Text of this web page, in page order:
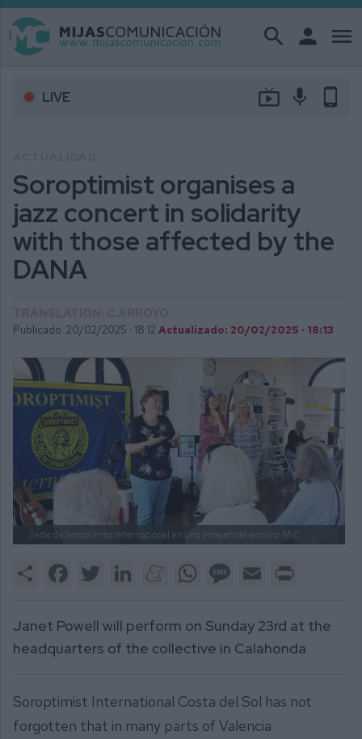
search person menu
LIVE live_tv mic phone_android
Soroptimist organises a
jazz concert in solidarity
with those affected by the
DANA
Publicado: 20/02/2025 · 18:12 Actualizado: 20/02/2025 · 18:13
Sede de Soroptimist Internacional en una imagen de archivo. M.C.
Share FacebookTwitter LinkedInMeneameWhatsAppMessage
Email
Janet Powell will perform on Sunday 23rd at the
headquarters of the collective in Calahonda
Soroptimist International Costa del Sol has not
forgotten that in many parts of Valencia